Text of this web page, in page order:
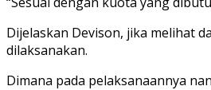
Dijelaskan Devison, jika melihat
dilaksanakan.
Dimana pada pelaksanaannya